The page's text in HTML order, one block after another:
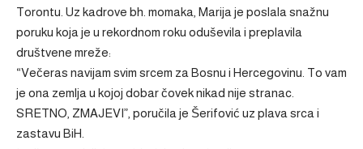
Torontu. Uz kadrove bh. momaka, Marija je poslala snažnu
poruku koja je u rekordnom roku oduševila i preplavila
društvene mreže:
“Večeras navijam svim srcem za Bosnu i Hercegovinu. To vam
je ona zemlja u kojoj dobar čovek nikad nije stranac.
SRETNO, ZMAJEVI”, poručila je Šerifović uz plava srca i
zastavu BiH.